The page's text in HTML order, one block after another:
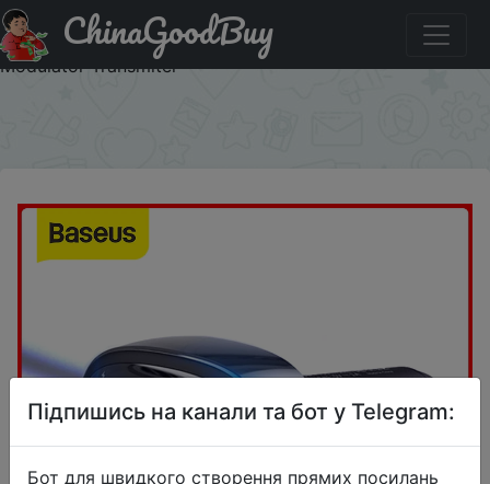
Придбати Baseus FM Transmitter Handsfree Bluetooth Car
Kit MP3 Player With 3.4A Dual USB Car Charger FM
Modulator Transmiter
ChinaGoodBuy
Підпишись на канали та бот у Telegram:
Бот для швидкого створення прямих посилань